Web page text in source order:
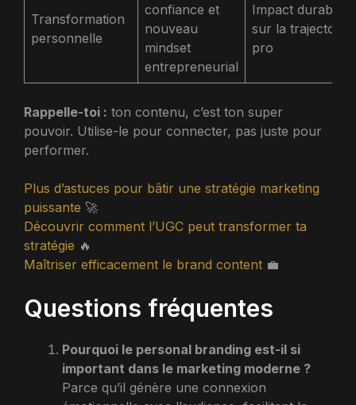
Transformation
personnelle
confiance et
nouveau
mindset
entrepreneurial
Impact durable
sur la trajectoire
pro
Rappelle-toi : ton contenu, c’est ton super
pouvoir. Utilise-le pour connecter, pas juste pour
performer.
Plus d’astuces pour bâtir une stratégie marketing
puissante 🚀
Découvrir comment l’UGC peut transformer ta
stratégie 🔥
Maîtriser efficacement le brand content 💼
Questions fréquentes
Pourquoi le personal branding est-il si
important dans le marketing moderne ?
Parce qu’il génère une connexion